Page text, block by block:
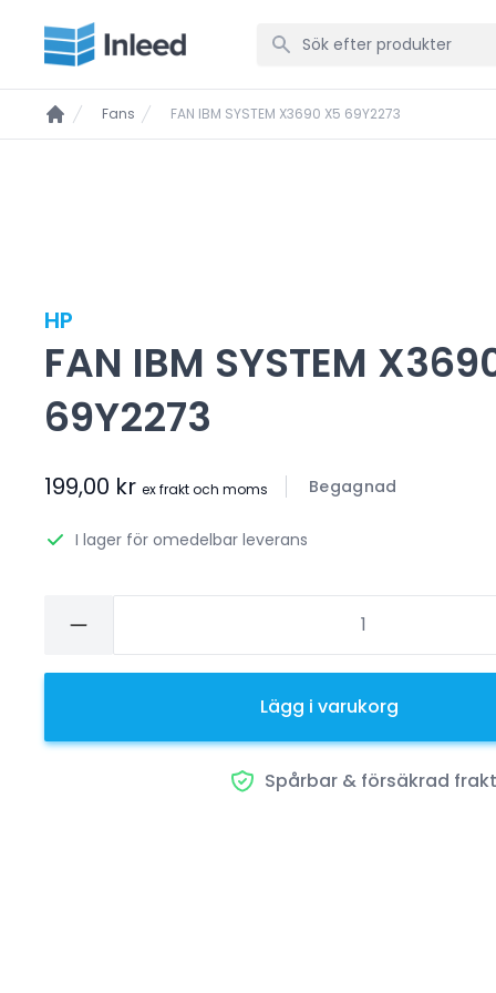
Fans FAN IBM SYSTEM X3690 X5 69Y2273
HP
FAN IBM SYSTEM
69Y2273
199,00 kr ex frakt och moms Begagnad
I lager för omedelbar leverans
Lägg i varukorg
Spårbar & försäkrad frakt